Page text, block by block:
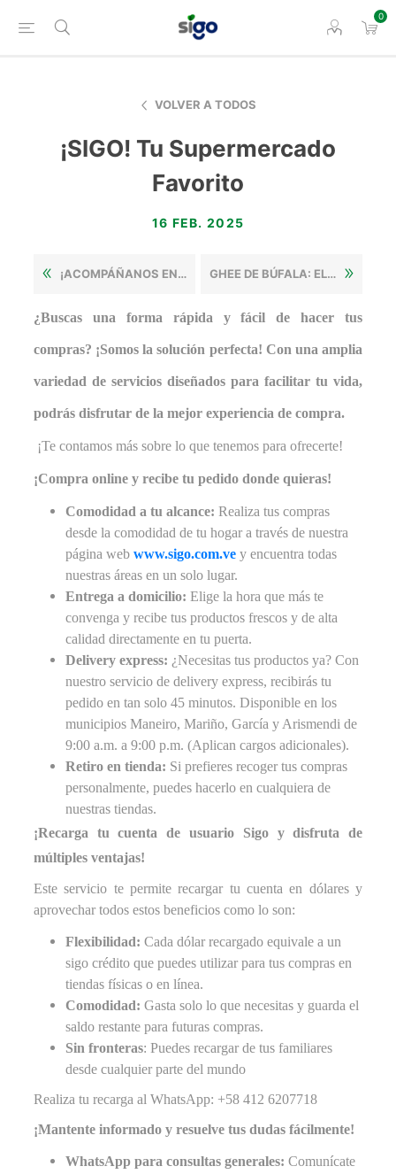
0
VOLVER A TODOS
¡SIGO! Tu Supermercado
Favorito
16 FEB. 2025
¡ACOMPÁÑANOS EN ESTE RECORRIDO POR NUESTROS DEPARTAMENTOS! GHEE DE BÚFALA: EL SECRETO MILENARIO QUE SIGO TRAE A TU MESA
¿Buscas una forma rápida y fácil de hacer tus
compras? ¡Somos la solución perfecta! Con una amplia
variedad de servicios diseñados para facilitar tu vida,
podrás disfrutar de la mejor experiencia de compra.
¡Te contamos más sobre lo que tenemos para ofrecerte!
¡Compra online y recibe tu pedido donde quieras!
Comodidad a tu alcance: Realiza tus compras
desde la comodidad de tu hogar a través de nuestra
página web www.sigo.com.vey encuentra todas
nuestras áreas en un solo lugar.
Entrega a domicilio: Elige la hora que más te
convenga y recibe tus productos frescos y de alta
calidad directamente en tu puerta.
Delivery express: ¿Necesitas tus productos ya? Con
nuestro servicio de delivery express, recibirás tu
pedido en tan solo 45 minutos. Disponible en los
municipios Maneiro, Mariño, García y Arismendi de
9:00 a.m. a 9:00 p.m. (Aplican cargos adicionales).
Retiro en tienda: Si prefieres recoger tus compras
personalmente, puedes hacerlo en cualquiera de
nuestras tiendas.
¡Recarga tu cuenta de usuario Sigo y disfruta de
múltiples ventajas!
Este servicio te permite recargar tu cuenta en dólares y
aprovechar todos estos beneficios como lo son:
Flexibilidad: Cada dólar recargado equivale a un
sigo crédito que puedes utilizar para tus compras en
tiendas físicas o en línea.
Comodidad: Gasta solo lo que necesitas y guarda el
saldo restante para futuras compras.
Sin fronteras: Puedes recargar de tus familiares
desde cualquier parte del mundo
Realiza tu recarga al WhatsApp: +58 412 6207718
¡Mantente informado y resuelve tus dudas fácilmente!
WhatsApp para consultas generales: Comunícate